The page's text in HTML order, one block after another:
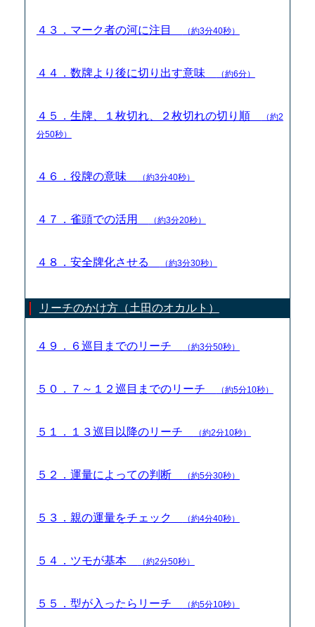
４３．マーク者の河に注目 （約3分40秒）
４４．数牌より後に切り出す意味 （約6分）
４５．生牌、１枚切れ、２枚切れの切り順
（約2
分50秒）
４６．役牌の意味 （約3分40秒）
４７．雀頭での活用 （約3分20秒）
４８．安全牌化させる （約3分30秒）
リーチのかけ方（土田のオカルト）
４９．６巡目までのリーチ （約3分50秒）
５０．７～１２巡目までのリーチ （約5分10秒）
５１．１３巡目以降のリーチ （約2分10秒）
５２．運量によっての判断 （約5分30秒）
５３．親の運量をチェック （約4分40秒）
５４．ツモが基本 （約2分50秒）
５５．型が入ったらリーチ （約5分10秒）